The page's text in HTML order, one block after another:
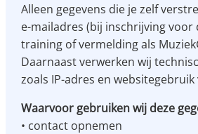
Alleen gegevens die je zelf
e-mailadres (bij inschrijving voor
training of vermelding als
Daarnaast verwerken wij
zoals IP-adres en websitegebruik
Waarvoor gebruiken wij deze
• contact opnemen